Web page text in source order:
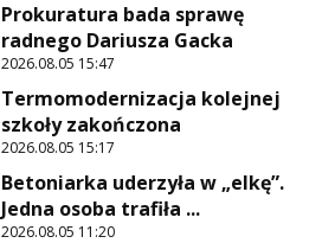
Prokuratura bada sprawę
radnego Dariusza Gacka
2026.08.05 15:47
Termomodernizacja kolejnej
szkoły zakończona
2026.08.05 15:17
Betoniarka uderzyła w „elkę”.
Jedna osoba trafiła ...
2026.08.05 11:20